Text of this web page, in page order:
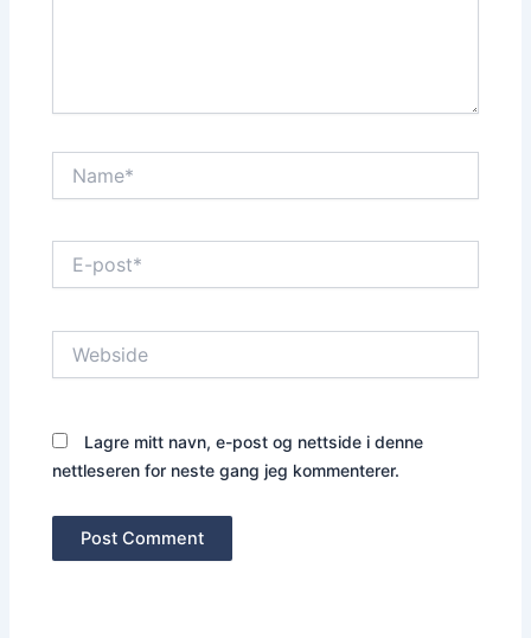
post*
Lagre mitt navn, e-post og nettside i denne
nettleseren for neste gang jeg kommenterer.